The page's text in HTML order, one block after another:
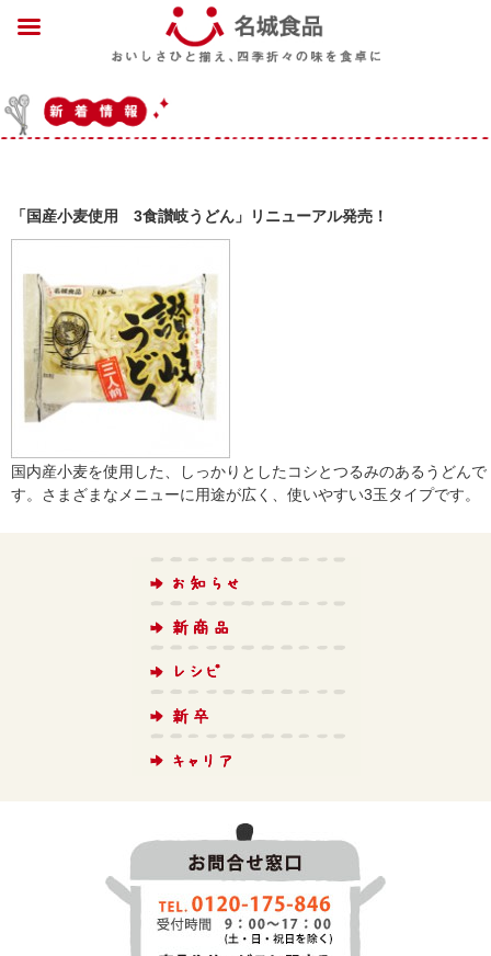
「国産小麦使用 3食讃岐うどん」リニューアル発売！
国内産小麦を使用した、しっかりとしたコシとつるみのあるうどんで
す。さまざまなメニューに用途が広く、使いやすい3玉タイプです。